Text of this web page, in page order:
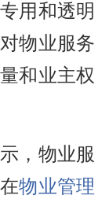
用和透明
物业服务
和业主权
，物业服
物业管理